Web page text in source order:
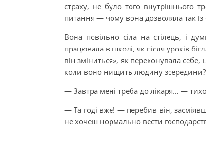
страху, не було того внутрішнього
питання — чому вона дозволяла так із
Вона повільно сіла на стілець, і
працювала в школі, як після уроків
він зміниться», як переконувала
коли воно нищить людину зсередини?
— Завтра мені треба до лікаря… —
— Та годі вже! — перебив він,
не хочеш нормально вести